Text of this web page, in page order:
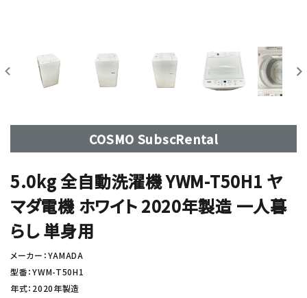
COSMO SubscRental
5.0kg 全自動洗濯機 YWM-T50H1 ヤ
マダ電機 ホワイト 2020年製造 一人暮
らし 単身用
メーカー：YAMADA
型番：YWM-T50H1
年式：2020年製造